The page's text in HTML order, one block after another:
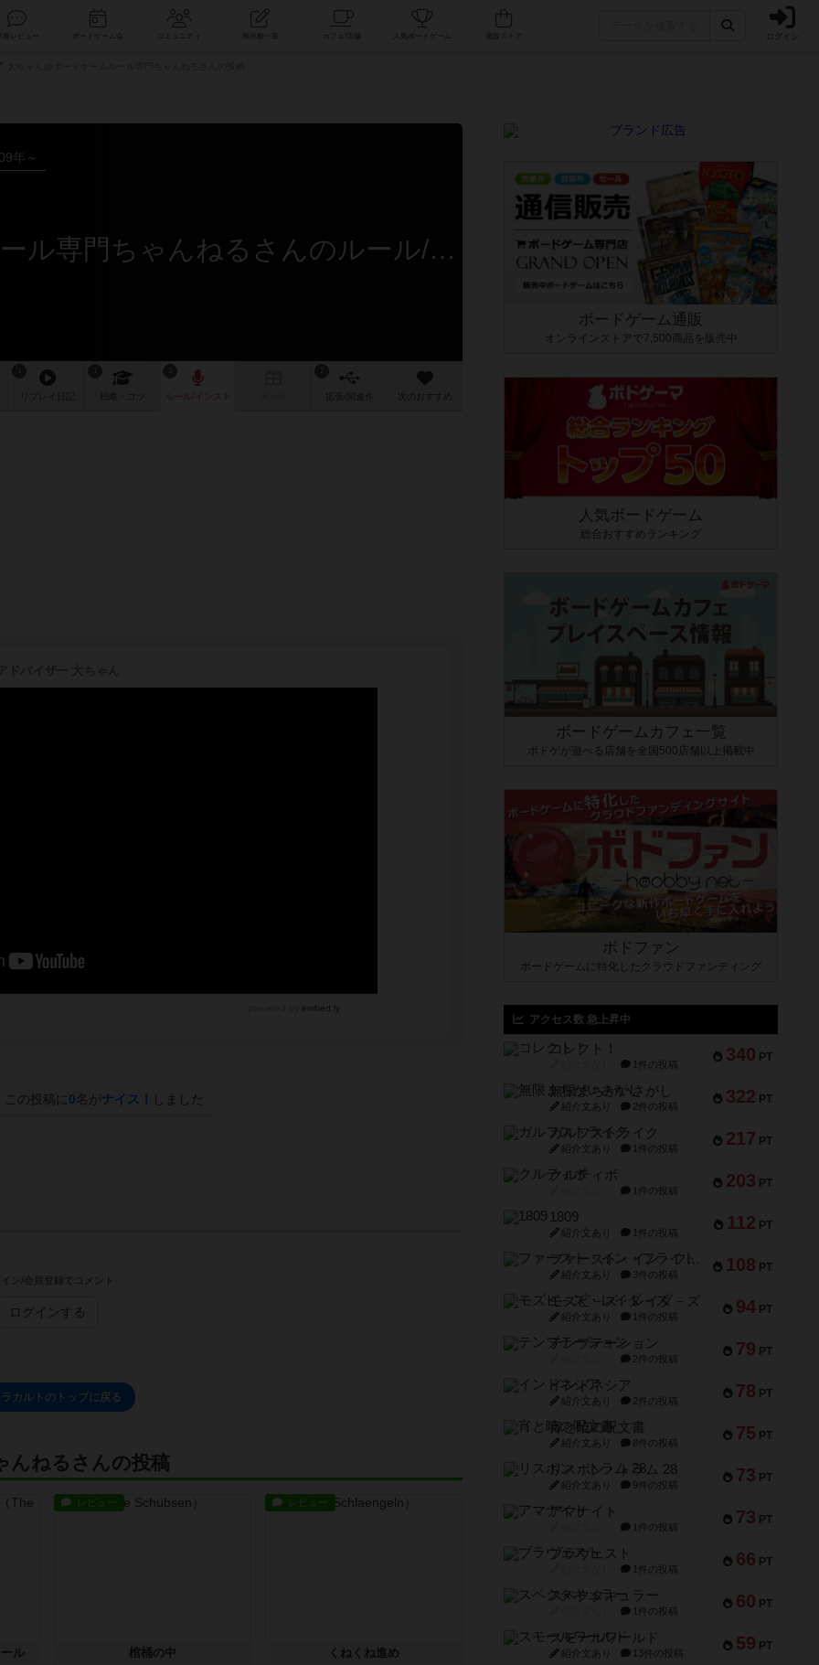
コミュニティ 人気ボードゲーム ログイン
年～
大ちゃん@ボードゲームルール専門ちゃんねるさんのルール/インスト
戦略 作 次のおすすめ
この投稿に 0名がナイス！ しました
ン/会員登録でコメント
ログインする
カルトのトップに戻る
んねるさんの投稿
ル
レビュー
棺桶の中
レビュー
くねくね進め
ボードゲーム通販
オンラインストアで7,500商品を販売中
人気ボードゲーム
総合おすすめランキング
ボードゲームカフェ一覧
ボドゲが遊べる店舗を全国500店舗以上掲載中
ボドファン
ボードゲームに特化したクラウドファンディング
アクセス数 急上昇中
340 PT
コレクト！
1件の投稿
322 PT
無限まちがいさがし
紹介文あり 2件の投稿
217 PT
ガルフストライク
紹介文あり 1件の投稿
203 PT
クルティボ
1件の投稿
112 PT
1809
紹介文あり 1件の投稿
108 PT
ファースト・イン・フライト
紹介文あり 3件の投稿
94 PT
モズビ－ズ・レイダ－ズ
紹介文あり 1件の投稿
79 PT
テンプテーション
2件の投稿
78 PT
インドネシア
紹介文あり 2件の投稿
75 PT
宵と暁の呪文書
紹介文あり 8件の投稿
73 PT
リスボン・トラム 28
紹介文あり 9件の投稿
73 PT
アマナイト
1件の投稿
66 PT
ブラヴェスト
1件の投稿
60 PT
スペクタキュラー
1件の投稿
59 PT
スモールワールド
紹介文あり 13件の投稿